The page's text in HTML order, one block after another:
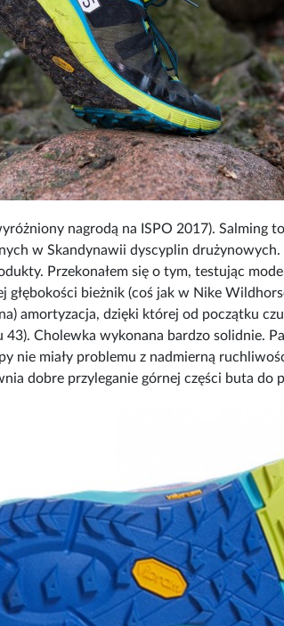
nagrodą na ISPO 2017).
w Skandynawii dyscyplin
Przekonałem się o tym, testując
głębokości bieżnik (coś jak w Nike
amortyzacja, dzięki której od początku
Cholewka wykonana bardzo solidnie.
nie miały problemu z nadmierną
dobre przyleganie górnej części buta do